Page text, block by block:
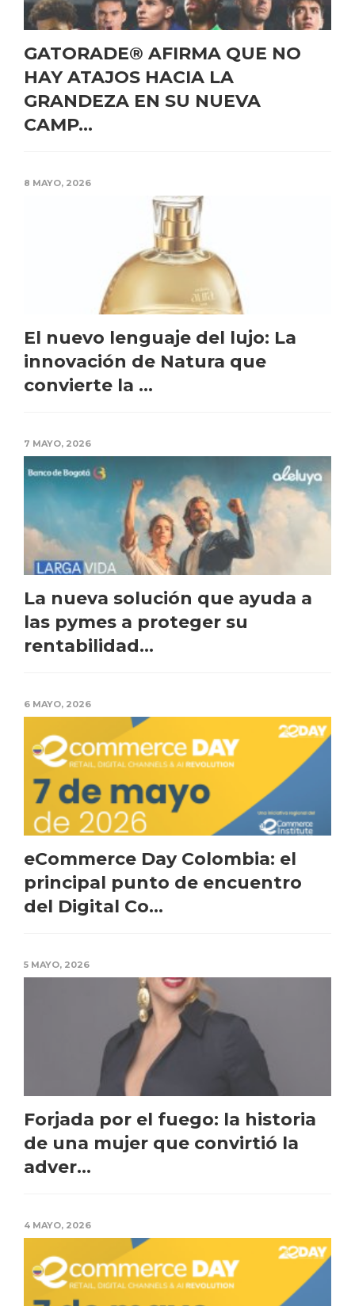
GATORADE® AFIRMA QUE NO
HAY ATAJOS HACIA LA
GRANDEZA EN SU NUEVA
CAMP...
8 MAYO, 2026
El nuevo lenguaje del lujo: La
innovación de Natura que
convierte la ...
7 MAYO, 2026
La nueva solución que ayuda a
las pymes a proteger su
rentabilidad...
6 MAYO, 2026
eCommerce Day Colombia: el
principal punto de encuentro
del Digital Co...
5 MAYO, 2026
Forjada por el fuego: la historia
de una mujer que convirtió la
adver...
4 MAYO, 2026